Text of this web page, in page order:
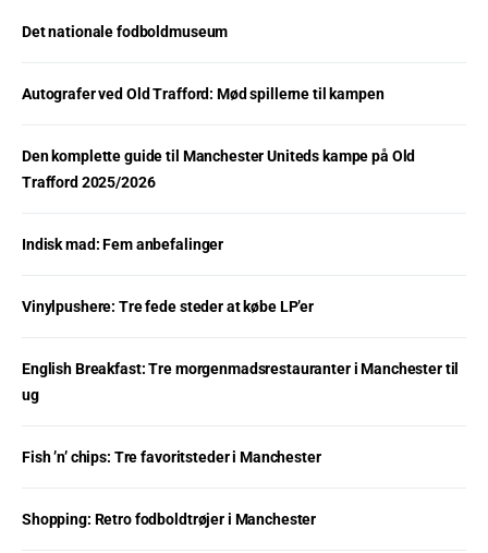
Det nationale fodboldmuseum
Autografer ved Old Trafford: Mød spillerne til kampen
Den komplette guide til Manchester Uniteds kampe på Old
Trafford 2025/2026
Indisk mad: Fem anbefalinger
Vinylpushere: Tre fede steder at købe LP’er
English Breakfast: Tre morgenmadsrestauranter i Manchester til
ug
Fish ’n’ chips: Tre favoritsteder i Manchester
Shopping: Retro fodboldtrøjer i Manchester